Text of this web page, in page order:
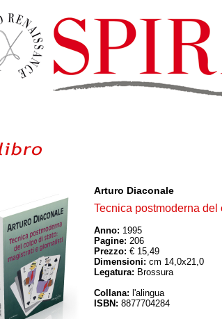
Arturo Diaconale
Tecnica postmoderna
Anno: 1995
Pagine: 206
Prezzo: € 15,49
Dimensioni: cm 14,0x21,0
Legatura: Brossura
Collana: l'alingua
ISBN: 8877704284